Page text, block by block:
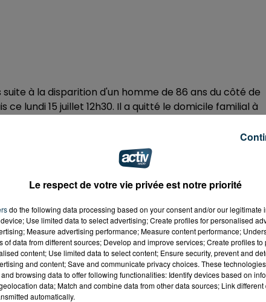
à la disparition d'un homme de 86 ans du côté de
ce lundi 15 juillet 12h30. Il a quitté le domicile familial à
les cheveux blancs. Il portait un polo manches
bleu. Il avait aussi un sac à dos beige.
de Balbigny au 04 77 28 10 36
dépôt de cookies que vous avez exprimé. Si vous
accord en cliquant sur le bouton ci-dessous.
l'élément
Le respect de votre vie privée est notre priorité
do the following data processing based on your consent and/or our legitimate
Use limited data to select advertising; Create profiles for personalised
Measure advertising performance; Measure content performance;
of data from different sources; Develop and improve services; Create profiles
content; Use limited data to select content; Ensure security, prevent and
and content; Save and communicate privacy choices. These
browsing data to offer following functionalities: Identify devices based on
data; Match and combine data from other data sources; Link
automatically.